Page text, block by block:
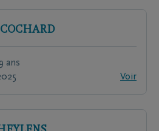
COCHARD
ans
Voir